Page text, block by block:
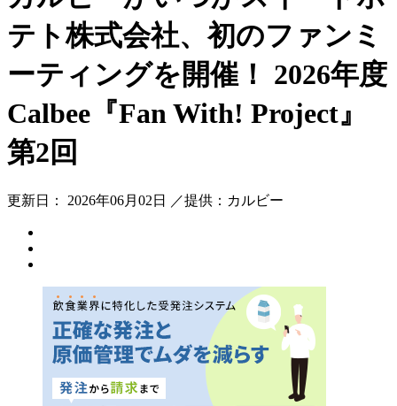
テト株式会社、初のファンミ
ーティングを開催！ 2026年度
Calbee『Fan With! Project』
第2回
更新日： 2026年06月02日 ／提供：カルビー